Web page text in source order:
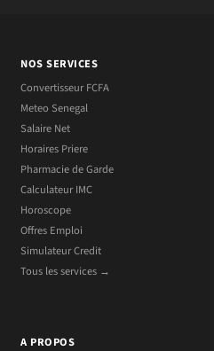
NOS SERVICES
Convertisseur FCFA
Meteo Senegal
Salaire Net
Horaires Priere
Pharmacie de Garde
Calculateur IMC
Horoscope
Offres Emploi
Simulateur Credit
Tous les services →
A PROPOS